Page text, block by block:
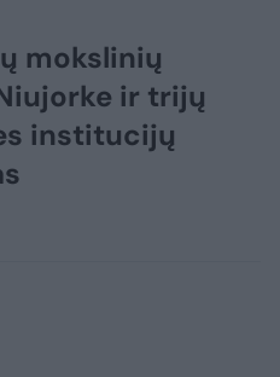
mokslinių
ir trijų
institucijų